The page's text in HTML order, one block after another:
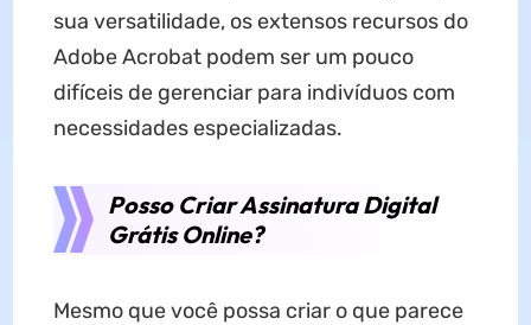
sua versatilidade, os extensos recursos do
Adobe Acrobat podem ser um pouco
difíceis de gerenciar para indivíduos com
necessidades especializadas.
Posso Criar Assinatura Digital
Grátis Online?
Mesmo que você possa criar o que parece